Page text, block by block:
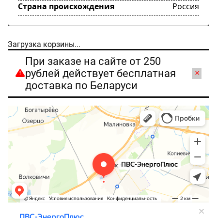
Страна происхождения
Россия
Загрузка корзины...
При заказе на сайте от 250
рублей действует бесплатная
доставка по Беларуси
×